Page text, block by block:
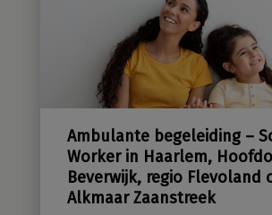
Ambulante begeleiding –
Worker in Haarlem,
Beverwijk, regio Flevoland
Alkmaar Zaanstreek
Sensatieve methodiek
Groene zorg
Stichting Sensa
Contact